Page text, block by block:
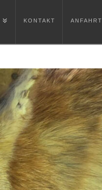
KONTAKT ANFAHRT